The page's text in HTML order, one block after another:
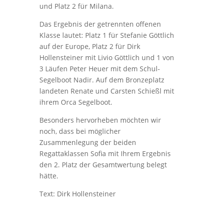
und Platz 2 für Milana.
Das Ergebnis der getrennten offenen
Klasse lautet: Platz 1 für Stefanie Göttlich
auf der Europe, Platz 2 für Dirk
Hollensteiner mit Livio Göttlich und 1 von
3 Läufen Peter Heuer mit dem Schul-
Segelboot Nadir. Auf dem Bronzeplatz
landeten Renate und Carsten Schießl mit
ihrem Orca Segelboot.
Besonders hervorheben möchten wir
noch, dass bei möglicher
Zusammenlegung der beiden
Regattaklassen Sofia mit Ihrem Ergebnis
den 2. Platz der Gesamtwertung belegt
hätte.
Text: Dirk Hollensteiner